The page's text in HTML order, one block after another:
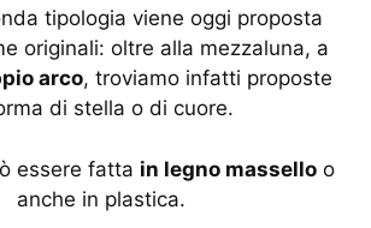
tipologia viene oggi proposta
originali: oltre alla mezzaluna, a
arco, troviamo infatti proposte
di stella o di cuore.
essere fatta in legno masselloo
anche in plastica.